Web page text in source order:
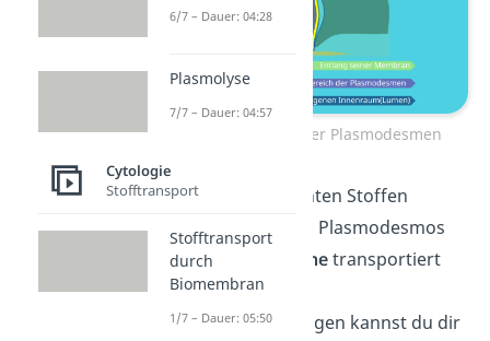
Stofftransport über Plasmodesmen
Neben den genannten Stoffen
können über einen Plasmodesmos
ebenfalls
Pathogenetransportiert
werden.
Unter einem Pathogen kannst du dir
6/7 – Dauer: 04:28
Plasmolyse
7/7 – Dauer: 04:57
Cytologie
Stofftransport
Stofftransport
durch
Biomembran
1/7 – Dauer: 05:50